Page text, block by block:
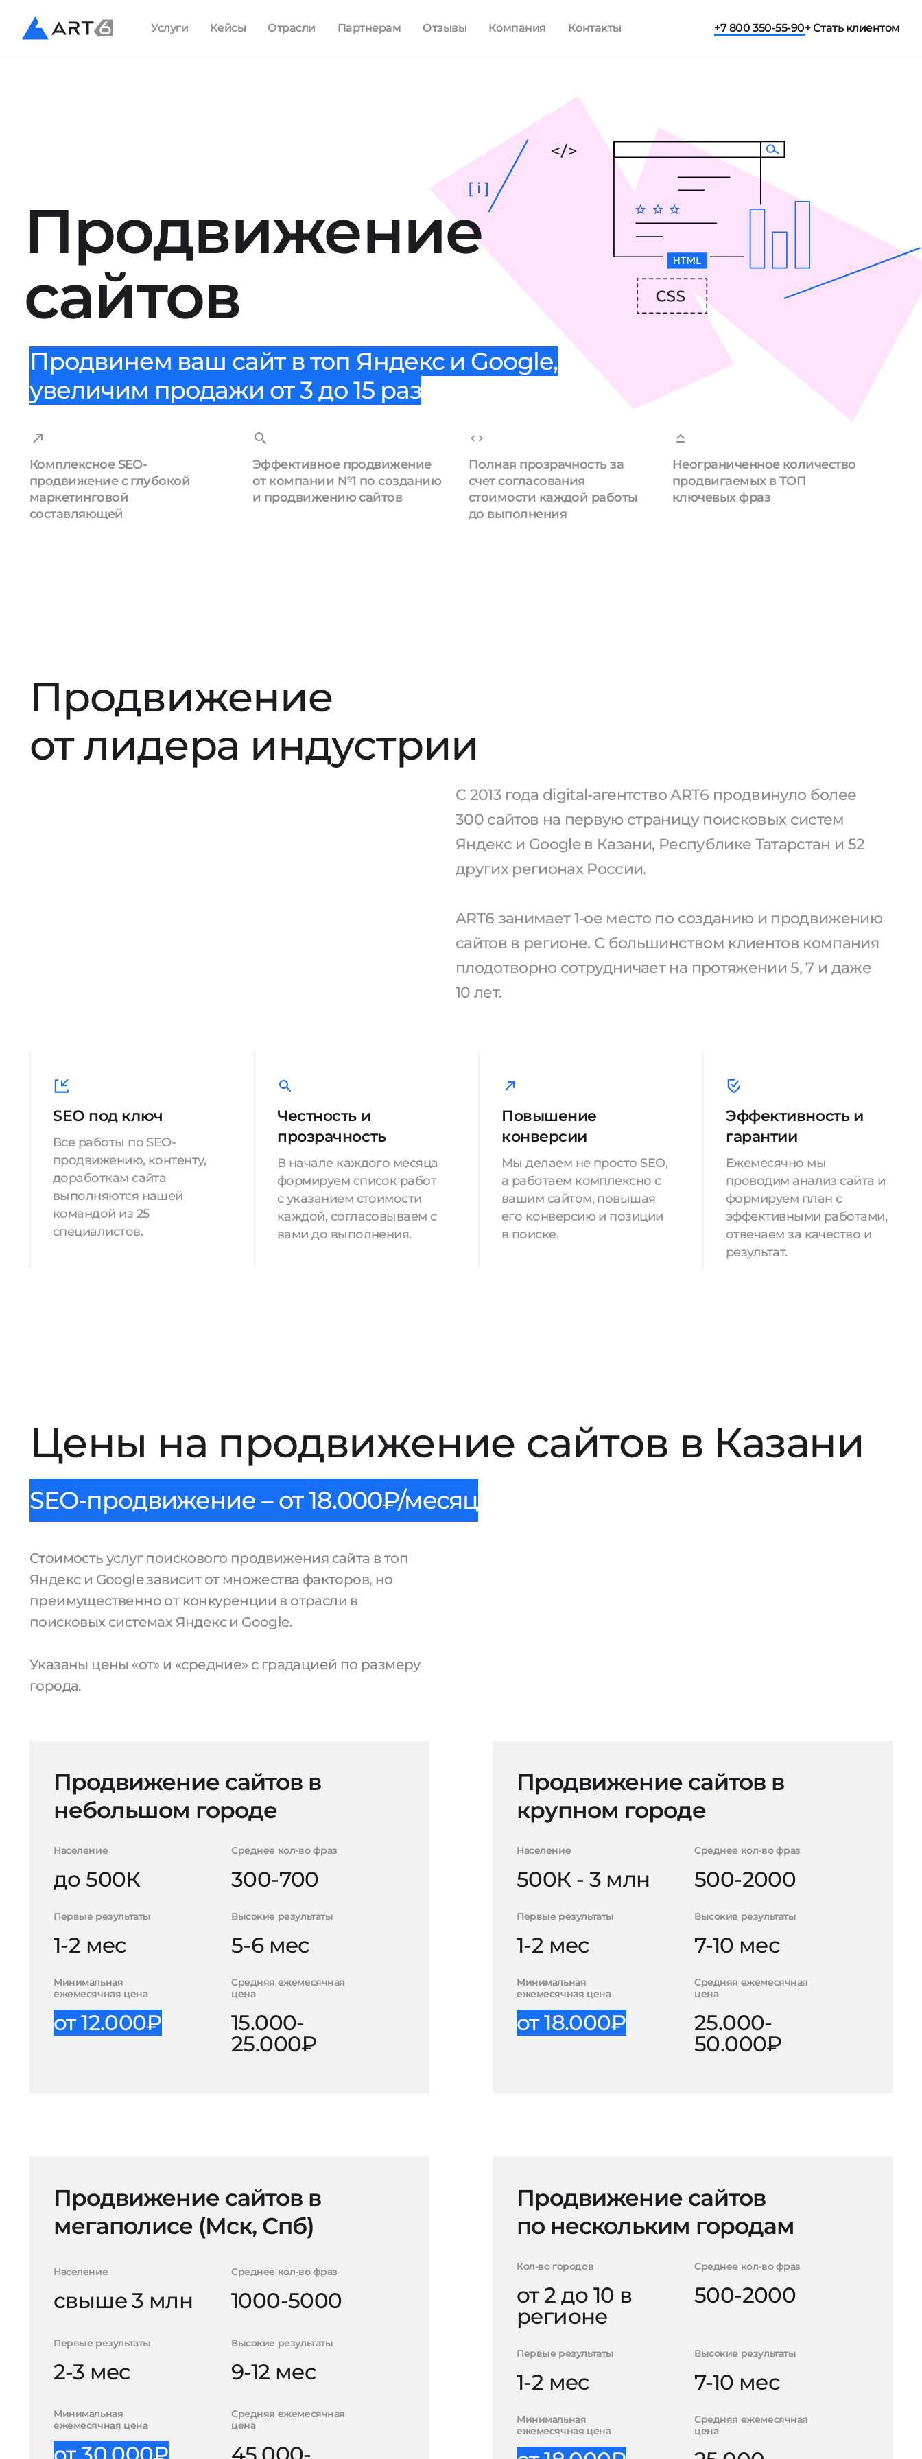
Услуги Кейсы Отрасли Партнерам Отзывы Компания Контакты +7 800 350-55-90+ Стать клиентом
Продвижение
сайтов
[ i ]
Продвинем ваш сайт в топ Яндекс и Google,
увеличим продажи от 3 до 15 раз
Комплексное SEO-
продвижение с глубокой
маркетинговой
составляющей
Эффективное продвижение
от компании №1 по созданию
и продвижению сайтов
Полная прозрачность за
счет согласования
стоимости каждой работы
до выполнения
Неограниченное количество
продвигаемых в ТОП
ключевых фраз
Продвижение
от лидера индустрии
С 2013 года digital-агентство ART6 продвинуло более
300 сайтов на первую страницу поисковых систем
Яндекс и Google в Казани, Республике Татарстан и 52
других регионах России.
ART6 занимает 1-ое место по созданию и продвижению
сайтов в регионе. С большинством клиентов компания
плодотворно сотрудничает на протяжении 5, 7 и даже
10 лет.
SEO под ключ
Все работы по SEO-
продвижению, контенту,
доработкам сайта
выполняются нашей
командой из 25
специалистов.
Честность и
прозрачность
В начале каждого месяца
формируем список работ
с указанием стоимости
каждой, согласовываем с
вами до выполнения.
Повышение
конверсии
Мы делаем не просто SEO,
а работаем комплексно с
вашим сайтом, повышая
его конверсию и позиции
в поиске.
Эффективность и
гарантии
Ежемесячно мы
проводим анализ сайта и
формируем план с
эффективными работами,
отвечаем за качество и
результат.
Цены на продвижение сайтов в Казани
SEO-продвижение – от 18.000₽/месяц
Стоимость услуг поискового продвижения сайта в топ
Яндекс и Google зависит от множества факторов, но
преимущественно от конкуренции в отрасли в
поисковых системах Яндекс и Google.
Указаны цены «от» и «средние» с градацией по размеру
города.
Продвижение сайтов в
небольшом городе
Население
до 500К
Среднее кол-во фраз
300-700
Первые результаты
1-2 мес
Высокие результаты
5-6 мес
Минимальная
ежемесячная цена
от 12.000₽
Средняя ежемесячная
цена
15.000-
25.000₽
Продвижение сайтов в
крупном городе
Население
500К - 3 млн
Среднее кол-во фраз
500-2000
Первые результаты
1-2 мес
Высокие результаты
7-10 мес
Минимальная
ежемесячная цена
от 18.000₽
Средняя ежемесячная
цена
25.000-
50.000₽
Продвижение сайтов в
мегаполисе (Мск, Спб)
Население
свыше 3 млн
Среднее кол-во фраз
1000-5000
Первые результаты
2-3 мес
Высокие результаты
9-12 мес
Минимальная
ежемесячная цена
Средняя ежемесячная
цена
Продвижение сайтов
по нескольким городам
Кол-во городов
от 2 до 10 в
регионе
Среднее кол-во фраз
500-2000
Первые результаты
1-2 мес
Высокие результаты
7-10 мес
Минимальная
ежемесячная цена
Средняя ежемесячная
цена